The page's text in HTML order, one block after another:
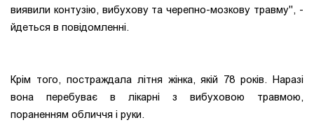
виявили контузію, вибухову та черепно-мозкову травму", -
йдеться в повідомленні.
Крім того, постраждала літня жінка, якій 78 років. Наразі
вона перебуває в лікарні з вибуховою травмою,
пораненням обличчя і руки.